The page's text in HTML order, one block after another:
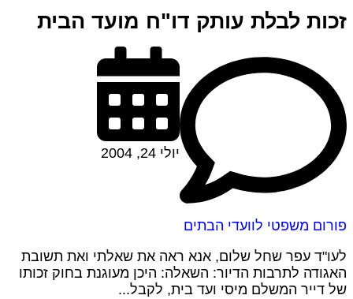
זכות לבלת עותק דו"ח מועד הבית
פורום משפטי לוועדי הבתים
יולי 24, 2004
לעו"ד עפר שחל שלום, אנא ראה את שאלתי ואת תשובת
האגודה לתרבות הדיור: השאלה: היכן מעוגנת בחוק זכותו
של דייר המשלם מיסי ועד בית, לקבל...